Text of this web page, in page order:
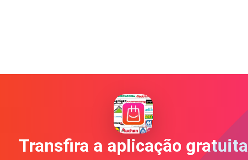
Transfira a aplicação gratuita